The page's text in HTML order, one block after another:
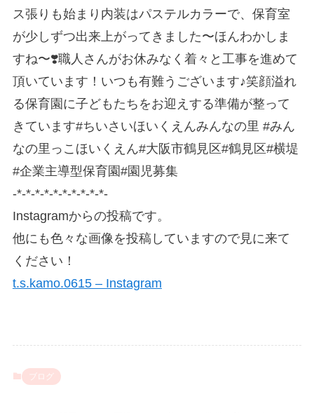
ス張りも始まり内装はパステルカラーで、保育室
が少しずつ出来上がってきました〜ほんわかしま
すね〜❣️職人さんがお休みなく着々と工事を進めて
頂いています！いつも有難うございます♪笑顔溢れ
る保育園に子どもたちをお迎えする準備が整って
きています#ちいさいほいくえんみんなの里 #みん
なの里っこほいくえん#大阪市鶴見区#鶴見区#横堤
#企業主導型保育園#園児募集
-*-*-*-*-*-*-*-*-*-*-
Instagramからの投稿です。
他にも色々な画像を投稿していますので見に来て
ください！
t.s.kamo.0615 – Instagram
ブログ